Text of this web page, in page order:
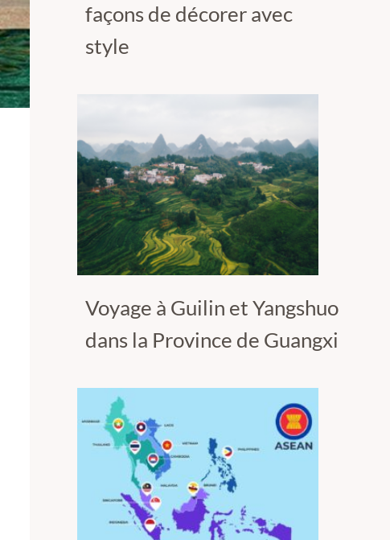
façons de décorer avec
style
Voyage à Guilin et Yangshuo
dans la Province de Guangxi